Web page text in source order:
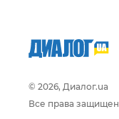
© 2026, Диалог.ua
Все права